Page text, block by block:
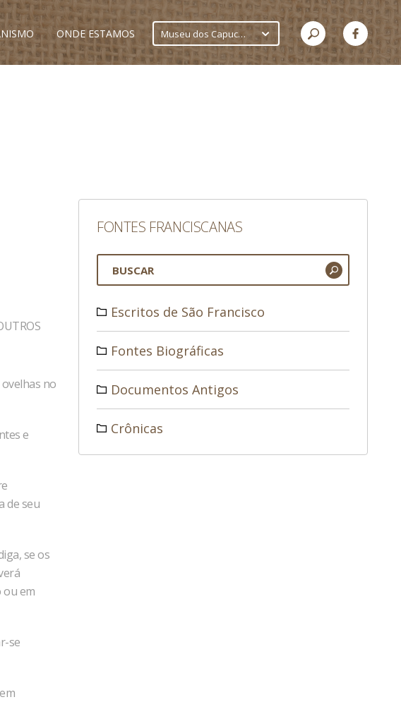
ONDE ESTAMOS Museu dos Capuchinhos
no
e
de seu
se os
ou em
se
FONTES FRANCISCANAS
Escritos de São Francisco
Fontes Biográficas
Documentos Antigos
Crônicas